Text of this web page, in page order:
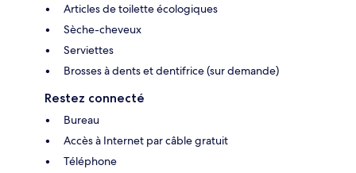
Articles de toilette écologiques
Sèche-cheveux
Serviettes
Brosses à dents et dentifrice (sur demande)
Restez connecté
Bureau
Accès à Internet par câble gratuit
Téléphone